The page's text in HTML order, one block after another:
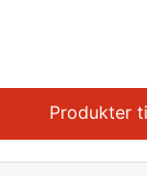
Produkter